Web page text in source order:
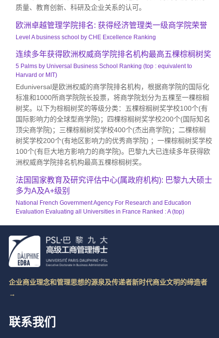
质量、教育创新、科研及企业关系的认可。
欧洲卓越管理学院排名: 获得经济管理类一级商学院荣誉
Level A business school by CHE Excellence Ranking
连续多年获得欧洲权威商学院排名机构最高五棵棕榈树奖
5 Palms by Universal Business School Ranking (top : equivalent to
Harvard or MIT)
Eduniversal是欧洲权威的商学院排名机构，根据商学院的国际化
标准和1000所商学院院长投票，将商学院划分为五棵至一棵棕榈
树奖。以下为棕榈树奖的等级分类：五棵棕榈树奖学校100个(有
国际影响力的全球型商学院)；四棵棕榈树奖学校200个(国际知名
顶尖商学院)；三棵棕榈树奖学校400个(杰出商学院)；二棵棕榈
树奖学校200个(有地区影响力的优秀商学院) ；一棵棕榈树奖学校
100个(有巨大地方影响力的商学院)。巴黎九大已连续多年获得欧
洲权威商学院排名机构最高五棵棕榈树奖。
法国国家教育及研究评估中心(属政府机构): 巴黎九大硕士
多为A及A+级别
National French Government Agency For Research and Education
Evaluation Evaluating all Universities in France Ranked : A (top)
企业商业理念和管理思想的源泉及传递者新时代商业文明的缔造者
→
联系我们